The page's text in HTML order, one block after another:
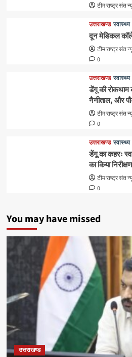
टीम राष्ट्र संत
उत्तराखण्ड स्वास्थ्य
दून मेडिकल
टीम राष्ट्र संत
0
उत्तराखण्ड स्वास्थ्य
डेंगू की रोकथाम
नैनीताल, और
टीम राष्ट्र संत
0
उत्तराखण्ड स्वास्थ्य
डेंगू का कहरः
का किया निरीक्षण
टीम राष्ट्र संत
0
You may have missed
उत्तराखण्ड